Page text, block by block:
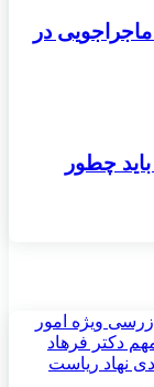
در
چطور
ويژه امور
دکتر فرهاد
نهاد ریاست